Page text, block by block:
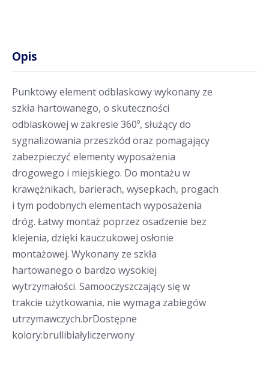
Opis
Punktowy element odblaskowy wykonany ze
szkła hartowanego, o skuteczności
odblaskowej w zakresie 360º, służący do
sygnalizowania przeszkód oraz pomagający
zabezpieczyć elementy wyposażenia
drogowego i miejskiego. Do montażu w
krawężnikach, barierach, wysepkach, progach
i tym podobnych elementach wyposażenia
dróg. Łatwy montaż poprzez osadzenie bez
klejenia, dzięki kauczukowej osłonie
montażowej. Wykonany ze szkła
hartowanego o bardzo wysokiej
wytrzymałości. Samooczyszczający się w
trakcie użytkowania, nie wymaga zabiegów
utrzymawczych.brDostępne
kolory:brullibiałyliczerwony